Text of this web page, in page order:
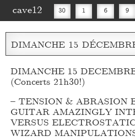
cave12 30 1 6 9
16 20 27 30
DIMANCHE 15
DIMANCHE 15
(Concerts 21h30!)
– TENSION & ABRASION
GUITAR AMAZINGLY
VERSUS
WIZARD